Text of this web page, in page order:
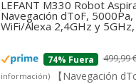
LEFANT M330 Robot
Navegación dToF,
WiFi/Alexa 2,4GHz y
74% Fuera 499,99
información)
【Navegación